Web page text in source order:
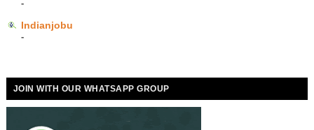
-
Indianjobu
-
JOIN WITH OUR WHATSAPP GROUP